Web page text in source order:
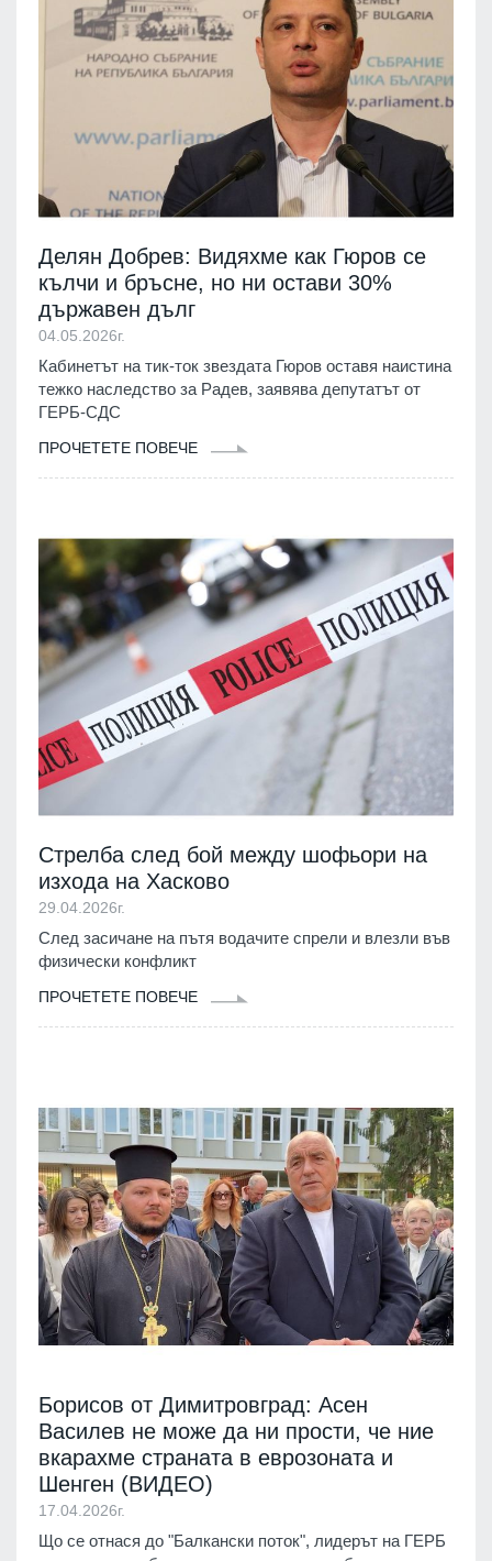
Делян Добрев: Видяхме как Гюров се
кълчи и бръсне, но ни остави 30%
държавен дълг
04.05.2026г.
Кабинетът на тик-ток звездата Гюров оставя наистина
тежко наследство за Радев, заявява депутатът от
ГЕРБ-СДС
ПРОЧЕТЕТЕ ПОВЕЧЕ
Стрелба след бой между шофьори на
изхода на Хасково
29.04.2026г.
След засичане на пътя водачите спрели и влезли във
физически конфликт
ПРОЧЕТЕТЕ ПОВЕЧЕ
Борисов от Димитровград: Асен
Василев не може да ни прости, че ние
вкарахме страната в еврозоната и
Шенген (ВИДЕО)
17.04.2026г.
Що се отнася до "Балкански поток", лидерът на ГЕРБ